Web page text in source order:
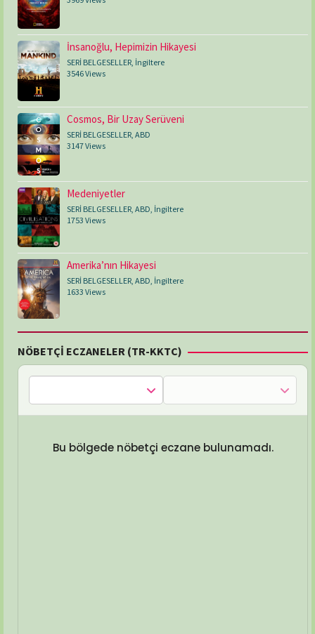
İnsanoğlu, Hepimizin Hikayesi
SERİ BELGESELLER, İngiltere
3546 Views
Cosmos, Bir Uzay Serüveni
SERİ BELGESELLER ABD
3147 Views
Medeniyetler
SERİ BELGESELLER ABD İngiltere
1753 Views
Amerika’nın Hikayesi
SERİ BELGESELLER ABD İngiltere
1633 Views
NÖBETÇİ ECZANELER (TR-KKTC)
Bu bölgede nöbetçi eczane bulunamadı.